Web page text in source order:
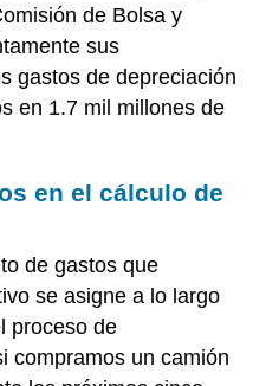
de Bolsa y
sus
gastos de depreciación
en 1.7 mil millones de
en el cálculo de
de gastos que
se asigne a lo largo
proceso de
compramos un camión